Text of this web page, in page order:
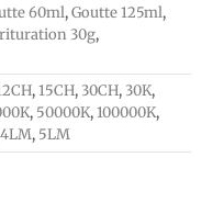
60ml,Goutte 125ml,
30g,
,15CH,30CH,30K,
, 50000K,100000K,
4LM, 5LM